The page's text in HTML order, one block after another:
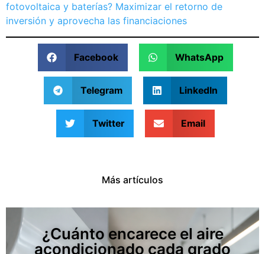
fotovoltaica y baterías? Maximizar el retorno de
inversión y aprovecha las financiaciones
Facebook WhatsApp
Telegram LinkedIn
Twitter Email
Más artículos
¿Cuánto encarece el aire
acondicionado cada grado